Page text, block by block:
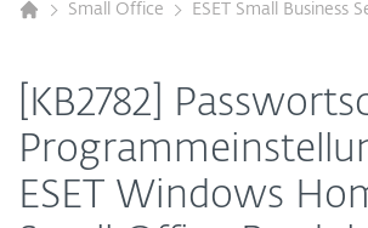
Small Office ESET Small Business
[KB2782]
ESET Windows